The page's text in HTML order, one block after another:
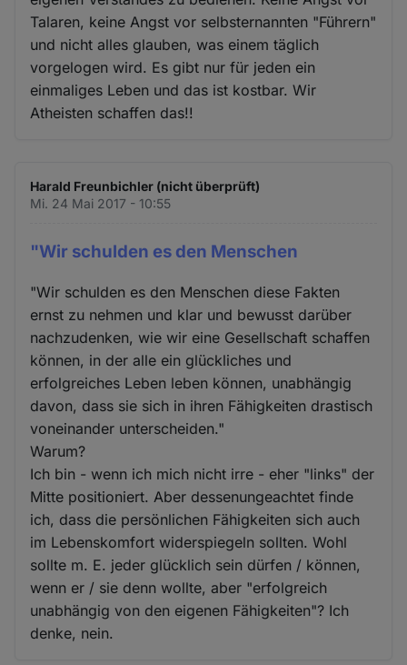
Talaren, keine Angst vor selbsternannten "Führern"
und nicht alles glauben, was einem täglich
vorgelogen wird. Es gibt nur für jeden ein
einmaliges Leben und das ist kostbar. Wir
Atheisten schaffen das!!
Harald Freunbichler (nicht überprüft)
Mi. 24 Mai 2017 - 10:55
"Wir schulden es den Menschen
"Wir schulden es den Menschen diese Fakten
ernst zu nehmen und klar und bewusst darüber
nachzudenken, wie wir eine Gesellschaft schaffen
können, in der alle ein glückliches und
erfolgreiches Leben leben können, unabhängig
davon, dass sie sich in ihren Fähigkeiten drastisch
voneinander unterscheiden."
Warum?
Ich bin - wenn ich mich nicht irre - eher "links" der
Mitte positioniert. Aber dessenungeachtet finde
ich, dass die persönlichen Fähigkeiten sich auch
im Lebenskomfort widerspiegeln sollten. Wohl
sollte m. E. jeder glücklich sein dürfen / können,
wenn er / sie denn wollte, aber "erfolgreich
unabhängig von den eigenen Fähigkeiten"? Ich
denke, nein.